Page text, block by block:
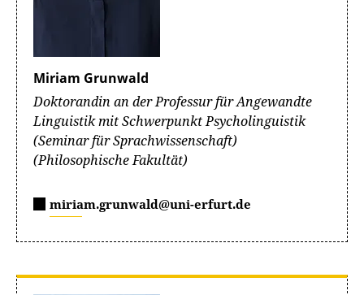
Miriam Grunwald
Doktorandin an der Professur für Angewandte
Linguistik mit Schwerpunkt Psycholinguistik
(Seminar für Sprachwissenschaft)
(Philosophische Fakultät)
miriam.grunwald@uni-erfurt.de